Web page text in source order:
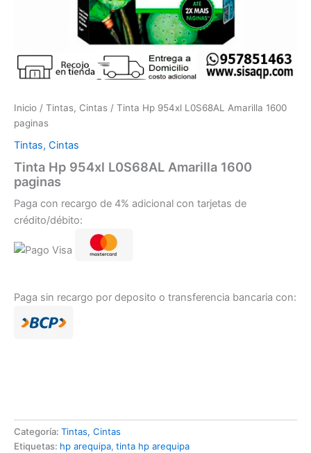
Inicio / Tintas, Cintas / Tinta Hp 954xl L0S68AL Amarilla 1600
paginas
Tintas, Cintas
Tinta Hp 954xl L0S68AL Amarilla 1600
paginas
Paga con recargo de 4% adicional con tarjetas de
crédito/débito:
Paga sin recargo por deposito o transferencia bancaria con:
Categoría: Tintas, Cintas
Etiquetas: hp arequipa, tinta hp arequipa